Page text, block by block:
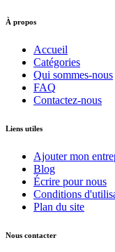
À propos
Accueil
Catégories
Qui sommes-nous
FAQ
Contactez-nous
Liens utiles
Ajouter mon
Blog
Écrire pour nous
Conditions
Plan du site
Nous contacter